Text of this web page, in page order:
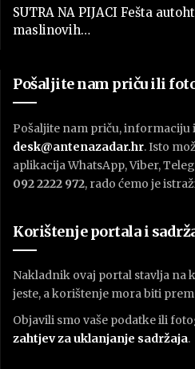
SUTRA NA PIJACI Fešta
maslinovih…
Pošaljite nam priču ili
Pošaljite nam priču,
desk@antenazadar.hr. Isto
aplikacija WhatsApp, Viber,
092 2222 972, rado ćemo je
Korištenje portala i
Nakladnik ovaj portal stavlja na
jeste, a korištenje mora biti
Objavili smo vaše podatke ili
zahtjev za uklanjanje sadržaja.